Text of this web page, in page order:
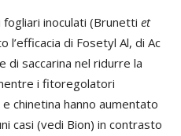
inoculati (Brunetti et
l’efficacia di Fosetyl Al, di Ac
di saccarina nel ridurre la
i fitoregolatori
chinetina hanno aumentato
casi (vedi Bion) in contrasto